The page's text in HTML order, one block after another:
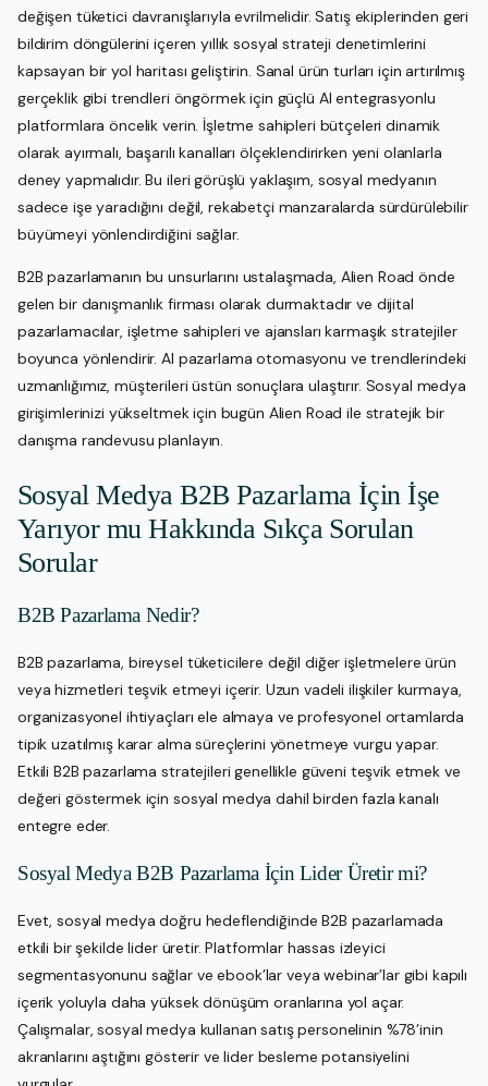
değişen tüketici davranışlarıyla evrilmelidir. Satış ekiplerinden geri
bildirim döngülerini içeren yıllık sosyal strateji denetimlerini
kapsayan bir yol haritası geliştirin. Sanal ürün turları için artırılmış
gerçeklik gibi trendleri öngörmek için güçlü AI entegrasyonlu
platformlara öncelik verin. İşletme sahipleri bütçeleri dinamik
olarak ayırmalı, başarılı kanalları ölçeklendirirken yeni olanlarla
deney yapmalıdır. Bu ileri görüşlü yaklaşım, sosyal medyanın
sadece işe yaradığını değil, rekabetçi manzaralarda sürdürülebilir
büyümeyi yönlendirdiğini sağlar.
B2B pazarlamanın bu unsurlarını ustalaşmada, Alien Road önde
gelen bir danışmanlık firması olarak durmaktadır ve dijital
pazarlamacılar, işletme sahipleri ve ajansları karmaşık stratejiler
boyunca yönlendirir. AI pazarlama otomasyonu ve trendlerindeki
uzmanlığımız, müşterileri üstün sonuçlara ulaştırır. Sosyal medya
girişimlerinizi yükseltmek için bugün Alien Road ile stratejik bir
danışma randevusu planlayın.
Sosyal Medya B2B Pazarlama İçin İşe
Yarıyor mu Hakkında Sıkça Sorulan
Sorular
B2B Pazarlama Nedir?
B2B pazarlama, bireysel tüketicilere değil diğer işletmelere ürün
veya hizmetleri teşvik etmeyi içerir. Uzun vadeli ilişkiler kurmaya,
organizasyonel ihtiyaçları ele almaya ve profesyonel ortamlarda
tipik uzatılmış karar alma süreçlerini yönetmeye vurgu yapar.
Etkili B2B pazarlama stratejileri genellikle güveni teşvik etmek ve
değeri göstermek için sosyal medya dahil birden fazla kanalı
entegre eder.
Sosyal Medya B2B Pazarlama İçin Lider Üretir mi?
Evet, sosyal medya doğru hedeflendiğinde B2B pazarlamada
etkili bir şekilde lider üretir. Platformlar hassas izleyici
segmentasyonunu sağlar ve ebook’lar veya webinar’lar gibi kapılı
içerik yoluyla daha yüksek dönüşüm oranlarına yol açar.
Çalışmalar, sosyal medya kullanan satış personelinin %78’inin
akranlarını aştığını gösterir ve lider besleme potansiyelini